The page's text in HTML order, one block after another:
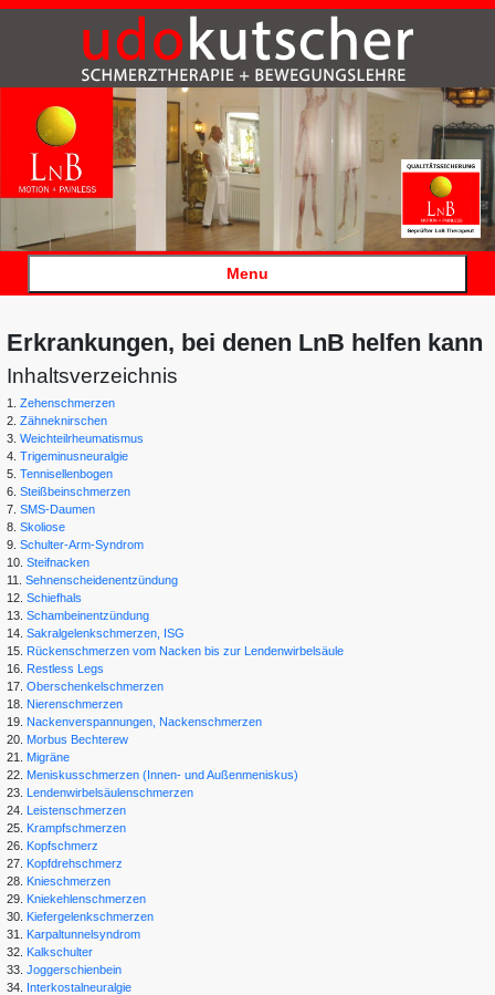
Menu
Erkrankungen, bei denen LnB helfen kann
Inhaltsverzeichnis
1. Zehenschmerzen
2. Zähneknirschen
3. Weichteilrheumatismus
4. Trigeminusneuralgie
5. Tennisellenbogen
6. Steißbeinschmerzen
7. SMS-Daumen
8. Skoliose
9. Schulter-Arm-Syndrom
10. Steifnacken
11. Sehnenscheidenentzündung
12. Schiefhals
13. Schambeinentzündung
14. Sakralgelenkschmerzen, ISG
15.
Rückenschmerzen vom Nacken bis zur Lendenwirbelsäule
16.
Restless Legs
17. Oberschenkelschmerzen
18. Nierenschmerzen
19. Nackenverspannungen, Nackenschmerzen
20. Morbus Bechterew
21.
Migräne
22. Meniskusschmerzen (Innen- und Außenmeniskus)
23.
Lendenwirbelsäulenschmerzen
24.
Leistenschmerzen
25.
Krampfschmerzen
26.
Kopfschmerz
27.
Kopfdrehschmerz
28.
Knieschmerzen
29.
Kniekehlenschmerzen
30.
Kiefergelenkschmerzen
31.
Karpaltunnelsyndrom
32.
Kalkschulter
33. Joggerschienbein
34.
Interkostalneuralgie